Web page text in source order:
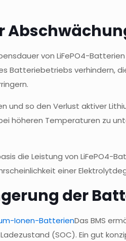
von LiFePO4-
Batteriebetriebs verhindern,
so den Verlust aktiver
höheren Temperaturen zu
die Leistung von LiFePO4-
einer
der
Ionen-BatterienDas BMS
(SOC). Ein gut